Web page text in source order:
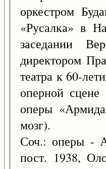
оркестром
«Русалка» в
заседании
директором
театра к 60-
оперной
оперы
мозг).
Соч.: оперы -
пост. 1938,